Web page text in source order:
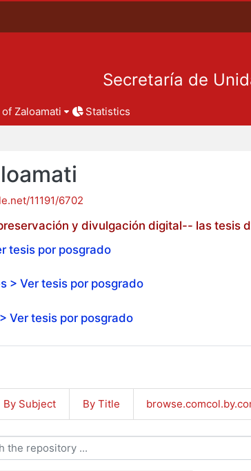
Secretaría de
of Zaloamati Statistics
11191/6702
y divulgación digital-- las tesis
tesis por posgrado
> Ver tesis por posgrado
Ver tesis por posgrado
By Subject By Title